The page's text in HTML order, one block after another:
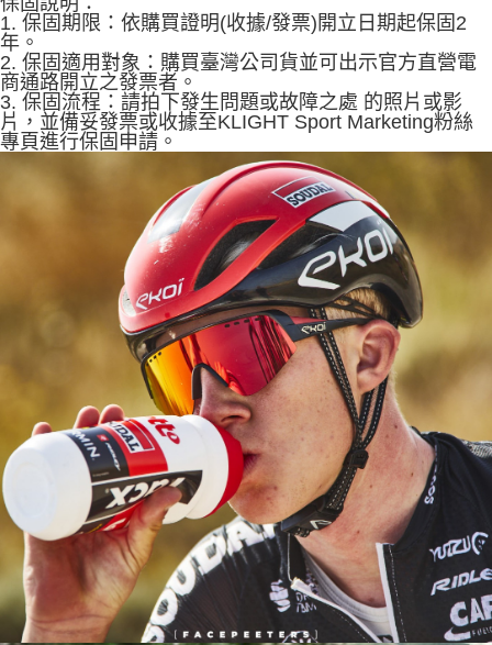
1. 保固期限：依購買證明(收據/發票)開立日期起保固2
年。
2. 保固適用對象：購買臺灣公司貨並可出示官方直營電
商通路開立之發票者。
3. 保固流程：請拍下發生問題或故障之處 的照片或影
片，並備妥發票或收據至KLIGHT Sport Marketing粉絲
專頁進行保固申請。